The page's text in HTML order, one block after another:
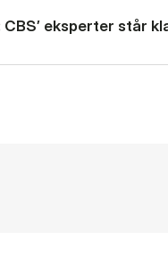
eksperter står